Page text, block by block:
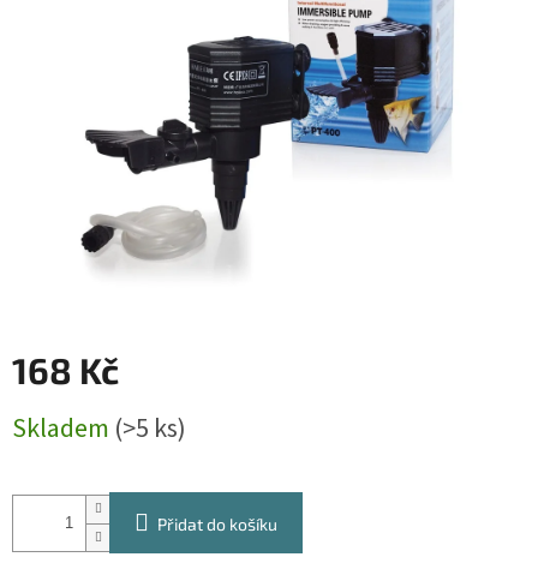
168 Kč
cena:
Skladem (>5 ks)
Přidat do košíku